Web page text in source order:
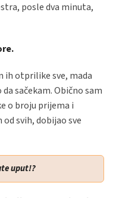
posle dva minuta,
ih otprilike sve, mada
sačekam. Obično sam
o broju prijema i
svih, dobijao sve
uput!?